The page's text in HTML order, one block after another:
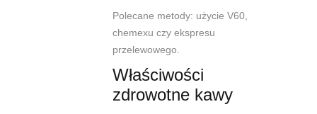
Polecane metody: użycie V60,
chemexu czy ekspresu
przelewowego.
Właściwości
zdrowotne kawy